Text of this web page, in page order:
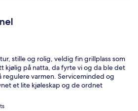
stille og rolig, veldig fin grillplass som
kjølig på natta, da fyrte vi og da ble det
regulere varmen. Serviceminded og
et lite kjøleskap og de ordnet